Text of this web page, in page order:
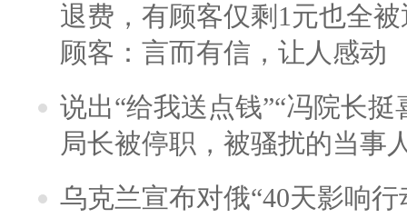
退费，有顾客仅剩1元也全
顾客：言而有信，让人感动
说出“给我送点钱”“冯院长
局长被停职，被骚扰的当事
乌克兰宣布对俄“40天影响